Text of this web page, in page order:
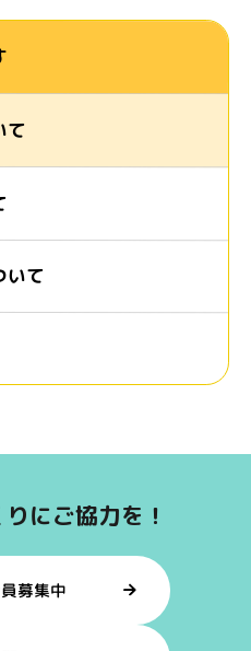
て
いて
にご協力を！
募集中